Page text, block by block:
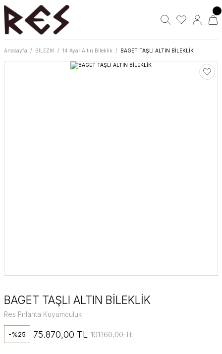
Anasayfa BİLEZİK 14 Ayar Altın Bileklik BAGET TAŞLI ALTIN BİLEKLİK
BAGET TAŞLI ALTIN BİLEKLİK
Res Pırlanta Kuyumculuk
-%25 75.870,00 TL 101.160,00 TL